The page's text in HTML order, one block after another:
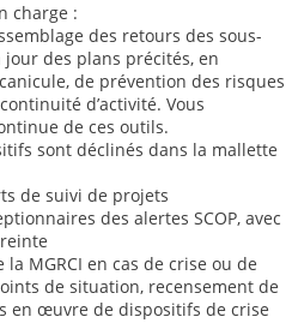
charge :
des retours des sous-
des plans précités, en
de prévention des risques
d’activité. Vous
de ces outils.
sont déclinés dans la mallette
de suivi de projets
des alertes SCOP, avec
MGRCI en cas de crise ou de
de situation, recensement de
en œuvre de dispositifs de crise